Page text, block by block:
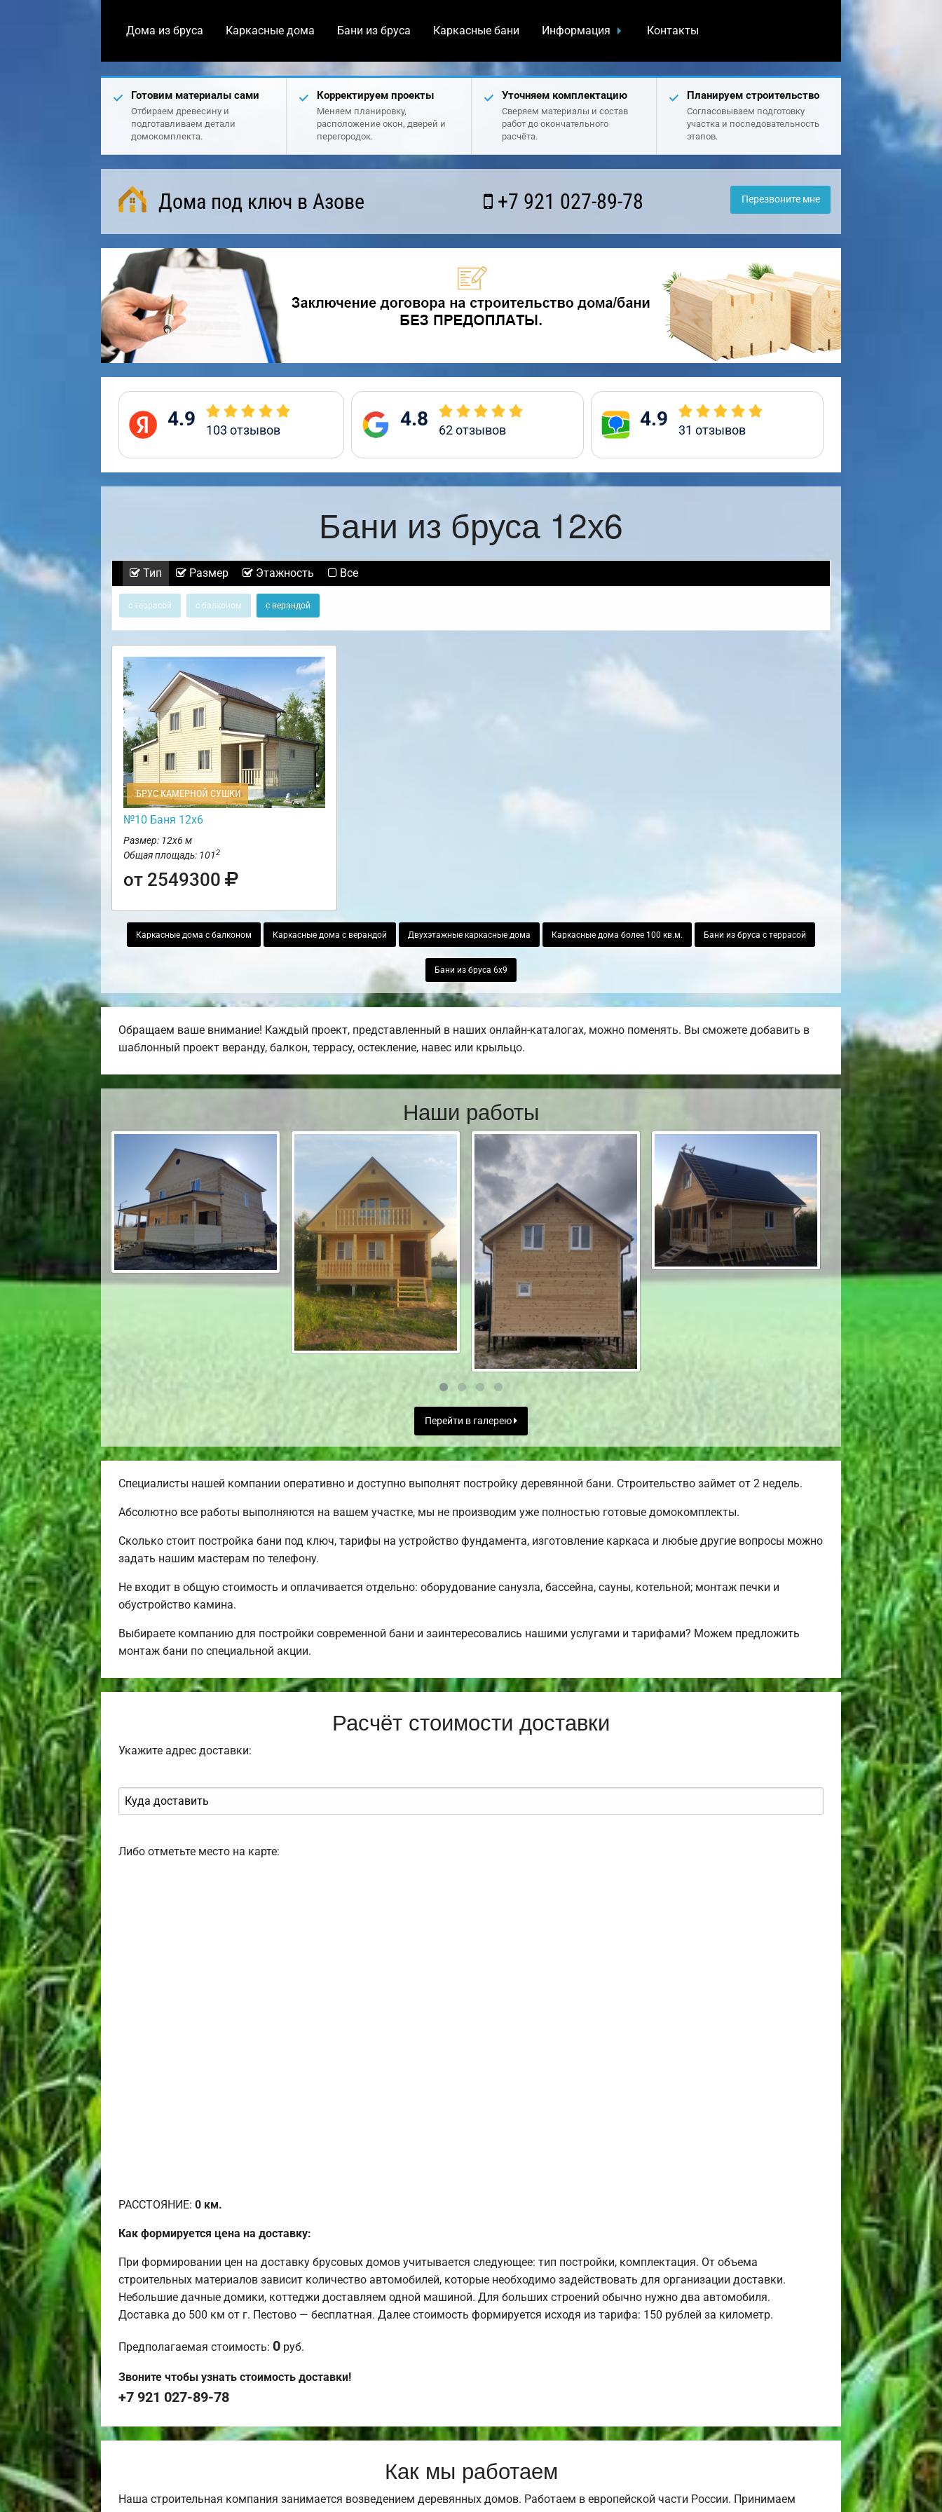
Дома из бруса Каркасные дома Бани из бруса Каркасные бани Информация Контакты
Готовим материалы сами
Отбираем древесину и
подготавливаем детали
домокомплекта.
Корректируем проекты
Меняем планировку,
расположение окон, дверей и
перегородок.
Уточняем комплектацию
Сверяем материалы и состав
работ до окончательного
расчёта.
Планируем строительство
Согласовываем подготовку
участка и последовательность
этапов.
Дома под ключ в Азове +7 921 027-89-78 Перезвоните мне
4.9 103 отзывов 4.8 62отзывов 4.9 31 отзывов
Бани из бруса 12х6
Тип Размер Этажность Все
с террасой с балконом с верандой
БРУС КАМЕРНОЙ СУШКИ
№10 Баня 12х6
Размер: 12х6 м
Общая площадь: 1012
от 2549300
Каркасные дома с балконом Каркасные дома с верандой Двухэтажные каркасные дома Каркасные дома более 100 кв.м. Бани из бруса с террасой
Бани из бруса 6х9
Обращаем ваше внимание! Каждый проект, представленный в наших онлайн-каталогах, можно поменять. Вы сможете добавить в
шаблонный проект веранду, балкон, террасу, остекление, навес или крыльцо.
Наши работы
Перейти в галерею
Специалисты нашей компании оперативно и доступно выполнят постройку деревянной бани. Строительство займет от 2 недель.
Абсолютно все работы выполняются на вашем участке, мы не производим уже полностью готовые домокомплекты.
Сколько стоит постройка бани под ключ, тарифы на устройство фундамента, изготовление каркаса и любые другие вопросы можно
задать нашим мастерам по телефону.
Не входит в общую стоимость и оплачивается отдельно: оборудование санузла, бассейна, сауны, котельной; монтаж печки и
обустройство камина.
Выбираете компанию для постройки современной бани и заинтересовались нашими услугами и тарифами? Можем предложить
монтаж бани по специальной акции.
Расчёт стоимости доставки
Укажите адрес доставки:
Либо отметьте место на карте:
РАССТОЯНИЕ: 0 км.
Как формируется цена на доставку:
При формировании цен на доставку брусовых домов учитывается следующее: тип постройки, комплектация. От объема
строительных материалов зависит количество автомобилей, которые необходимо задействовать для организации доставки.
Небольшие дачные домики, коттеджи доставляем одной машиной. Для больших строений обычно нужно два автомобиля.
Доставка до 500 км от г. Пестово — бесплатная. Далее стоимость формируется исходя из тарифа: 150 рублей за километр.
Предполагаемая стоимость: 0 руб.
Звоните чтобы узнать стоимость доставки!
+7 921 027-89-78
Как мы работаем
Наша строительная компания занимается возведением деревянных домов. Работаем в европейской части России. Принимаем